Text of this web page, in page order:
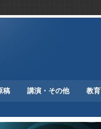
稿 講演・その他 教育